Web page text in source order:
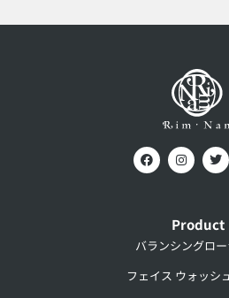
Product
バランシングロ
フェイス ウォッシ